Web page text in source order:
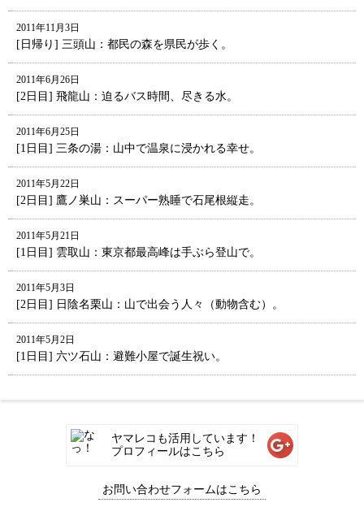
2011年11月3日
[日帰り] 三頭山：都民の森を県民が歩く。
2011年6月26日
[2日目] 飛龍山：迫るバス時間、尽きる水。
2011年6月25日
[1日目] 三条の湯：山中で温泉に浸かれる幸せ。
2011年5月22日
[2日目] 鷹ノ巣山：スーパー熟睡で石尾根縦走。
2011年5月21日
[1日目] 雲取山：東京都最高峰は手ぶら登山で。
2011年5月3日
[2日目] 日陰名栗山：山で出会う人々（動物含む）。
2011年5月2日
[1日目] 六ツ石山：避難小屋で誕生祝い。
ヤマレコも活用しています！
プロフィールはこちら
お問い合わせフォームはこちら